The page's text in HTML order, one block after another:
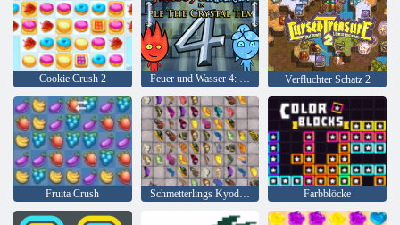
Cookie Crush 2 Feuer und Wasser 4: Kristalltempel Verfluchter Schatz 2
Fruita Crush Schmetterlings Kyodai HD Farbblöcke